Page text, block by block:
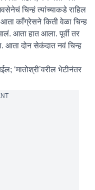
चिन्हं त्यांच्याकडे राहिल
आता काँग्रेसने किती वेळा चिन्ह
आता हात आला. पूर्वी तर
आता दोन सेकंदात नवं चिन्ह
‘मातोश्री’वरील भेटीनंतर